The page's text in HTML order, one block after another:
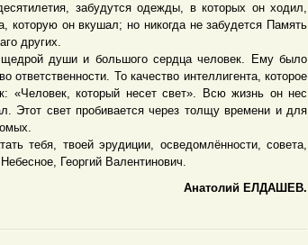
забудутся одежды, в которых он ходил,
которую он вкушал; но никогда не забудется Память
других.
души и большого сердца человек. Ему было
ответственности. То качество интеллигента, которое
«Человек, который несет свет». Всю жизнь он нес
Этот свет пробивается через толщу времени и для
тебя, твоей эрудиции, осведомлённости, совета,
Георгий Валентинович.
Анатолий ЕЛДАШЕВ.